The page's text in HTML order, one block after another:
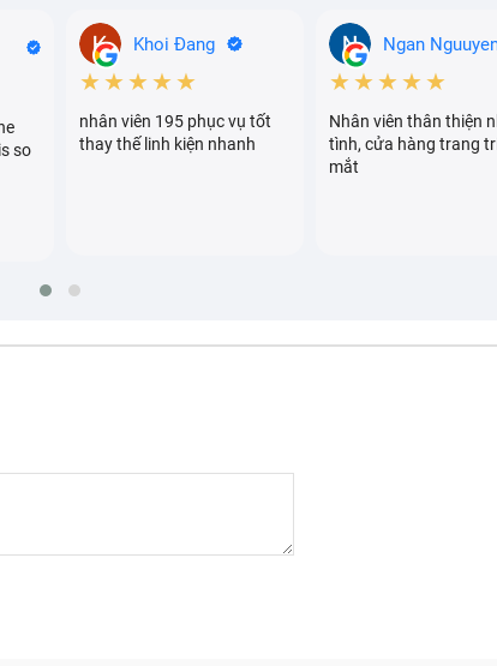
so
Khoi Đang
★★★★★
nhân viên 195 phục vụ tốt
thay thế linh kiện nhanh
Ngan
★★★★★
Nhân viên thân thiện
tình, cửa hàng trang
mắt